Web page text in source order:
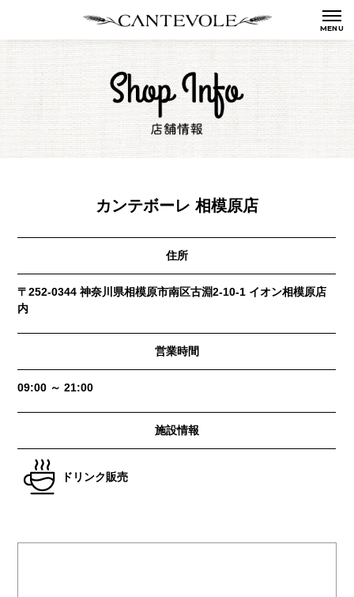
カンテボーレ 相模原店
住所
〒252-0344 神奈川県相模原市南区古淵2-10-1 イオン相模原店
内
営業時間
09:00 ～ 21:00
施設情報
ドリンク販売